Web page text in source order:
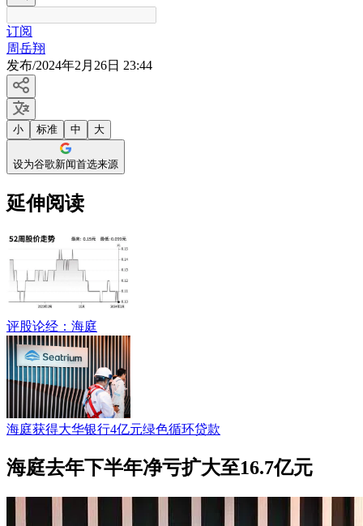
订阅
周岳翔
发布/2024年2月26日 23:44
小 标准 中 大
设为谷歌新闻首选来源
延伸阅读
评股论经：海庭
海庭获得大华银行4亿元绿色循环贷款
海庭去年下半年净亏扩大至16.7亿元